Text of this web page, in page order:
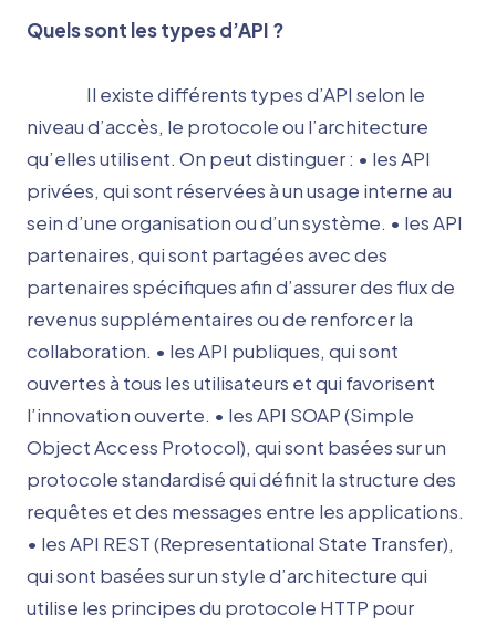
Quels sont les types d’API ?
Il existe différents types d’API selon le
niveau d’accès, le protocole ou l’architecture
qu’elles utilisent. On peut distinguer : • les API
privées, qui sont réservées à un usage interne au
sein d’une organisation ou d’un système. • les API
partenaires, qui sont partagées avec des
partenaires spécifiques afin d’assurer des flux de
revenus supplémentaires ou de renforcer la
collaboration. • les API publiques, qui sont
ouvertes à tous les utilisateurs et qui favorisent
l’innovation ouverte. • les API SOAP (Simple
Object Access Protocol), qui sont basées sur un
protocole standardisé qui définit la structure des
requêtes et des messages entre les applications.
• les API REST (Representational State Transfer),
qui sont basées sur un style d’architecture qui
utilise les principes du protocole HTTP pour